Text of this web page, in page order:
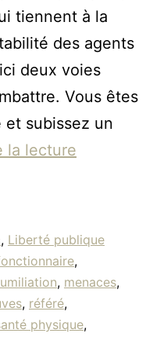
tiennent à la
des agents
deux voies
Vous êtes
subissez un
la lecture
, Liberté publique
,
, menaces,
, référé,
physique,